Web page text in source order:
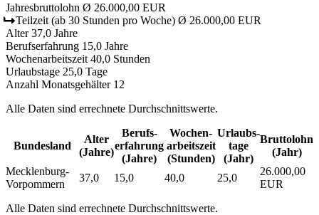
Jahresbruttolohn Ø 26.000,00 EUR
Teilzeit (ab 30 Stunden pro Woche) Ø 26.000,00 EUR
Alter 37,0 Jahre
Berufserfahrung 15,0 Jahre
Wochenarbeitszeit 40,0 Stunden
Urlaubstage 25,0 Tage
Anzahl Monatsgehälter 12
Alle Daten sind errechnete Durchschnittswerte.
Bundesland
Alter
(Jahre)
Berufs­
erfahrung
(Jahre)
Wochen­
arbeitszeit
(Stunden)
Urlaubs­
tage
(Jahr)
Bruttolohn
(Jahr)
Mecklenburg-
Vorpommern
37,0 15,0 40,0 25,0
26.000,00
EUR
Alle Daten sind errechnete Durchschnittswerte.